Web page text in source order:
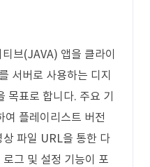
브(JAVA) 앱을 클라이
서버로 사용하는 디지
목표로 합니다. 주요 기
여 플레이리스트 버전
파일 URL을 통한 다
그 및 설정 기능이 포